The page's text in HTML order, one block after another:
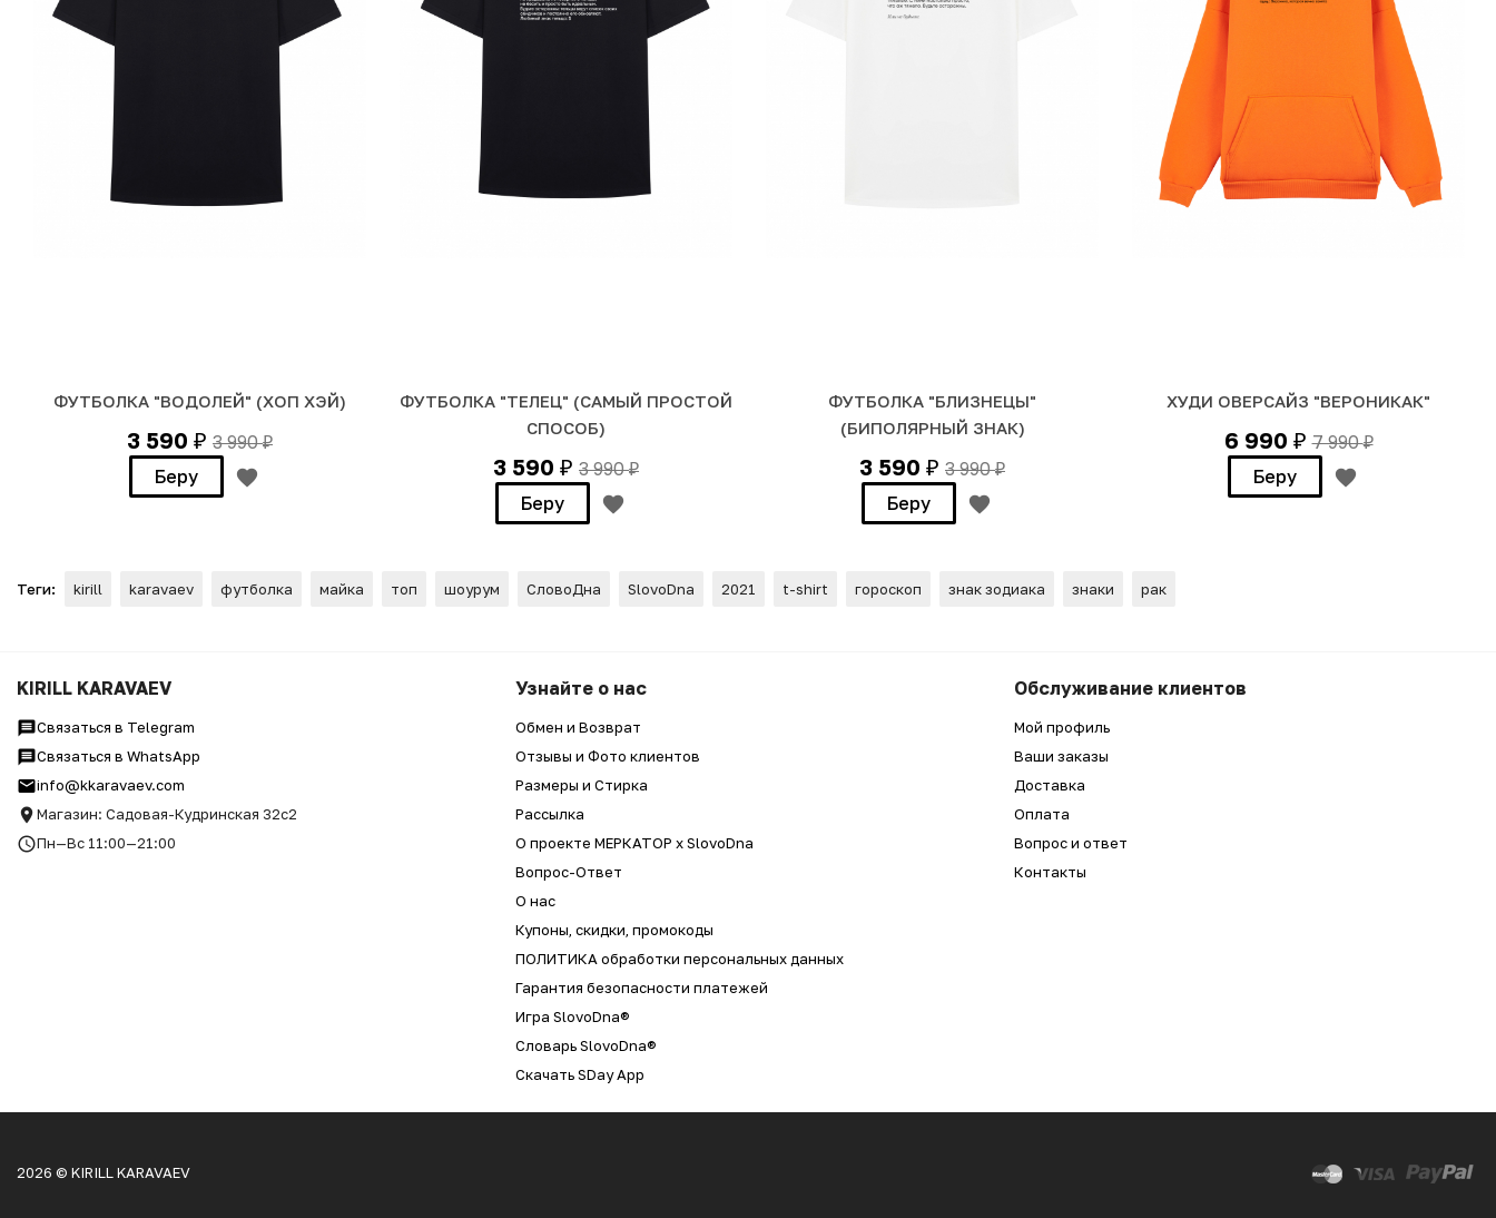
ФУТБОЛКА "ВОДОЛЕЙ" (ХОП ХЭЙ)
3 590 ₽ 3 990₽
Беру
ФУТБОЛКА "ТЕЛЕЦ" (САМЫЙ ПРОСТОЙ
СПОСОБ)
3 590 ₽ 3 990₽
Беру
ФУТБОЛКА "БЛИЗНЕЦЫ"
(БИПОЛЯРНЫЙ ЗНАК)
3 590 ₽ 3 990₽
Беру
ХУДИ ОВЕРСАЙЗ "ВЕРОНИКАК"
6 990 ₽ 7 990₽
Беру
Теги: kirill karavaev футболка майка топ шоурум СловоДна SlovoDna 2021 t-shirt гороскоп знак зодиака знаки рак
KIRILL KARAVAEV
Связаться в Telegram
Связаться в WhatsApp
info@kkaravaev.com
Магазин: Садовая-Кудринская 32с2
Пн—Вс 11:00—21:00
Узнайте о нас
Обмен и Возврат
Отзывы и Фото клиентов
Размеры и Стирка
Рассылка
О проекте МЕРКАТОР x SlovoDna
Вопрос-Ответ
О нас
Купоны, скидки, промокоды
ПОЛИТИКА обработки персональных данных
Гарантия безопасности платежей
Игра SlovoDna®
Словарь SlovoDna®
Скачать SDay App
Обслуживание клиентов
Мой профиль
Ваши заказы
Доставка
Оплата
Вопрос и ответ
Контакты
2026 © KIRILL KARAVAEV